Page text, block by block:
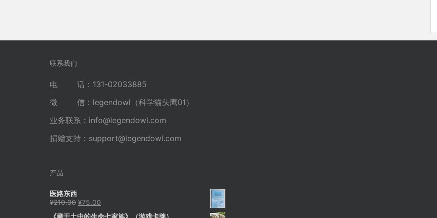
联系我们
电 话：131-02033885
微 信：legendowl（科学猫头鹰01）
业务联系： info@legendowl.com
捐赠支持： support@legendowl.com
产品
医路东西
¥210.00 原
¥75.00